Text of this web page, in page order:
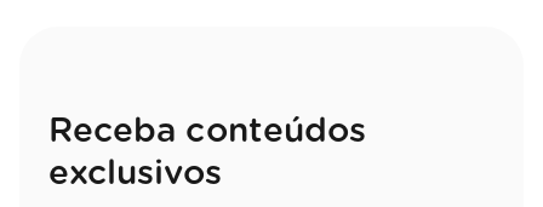
Receba conteúdos
exclusivos